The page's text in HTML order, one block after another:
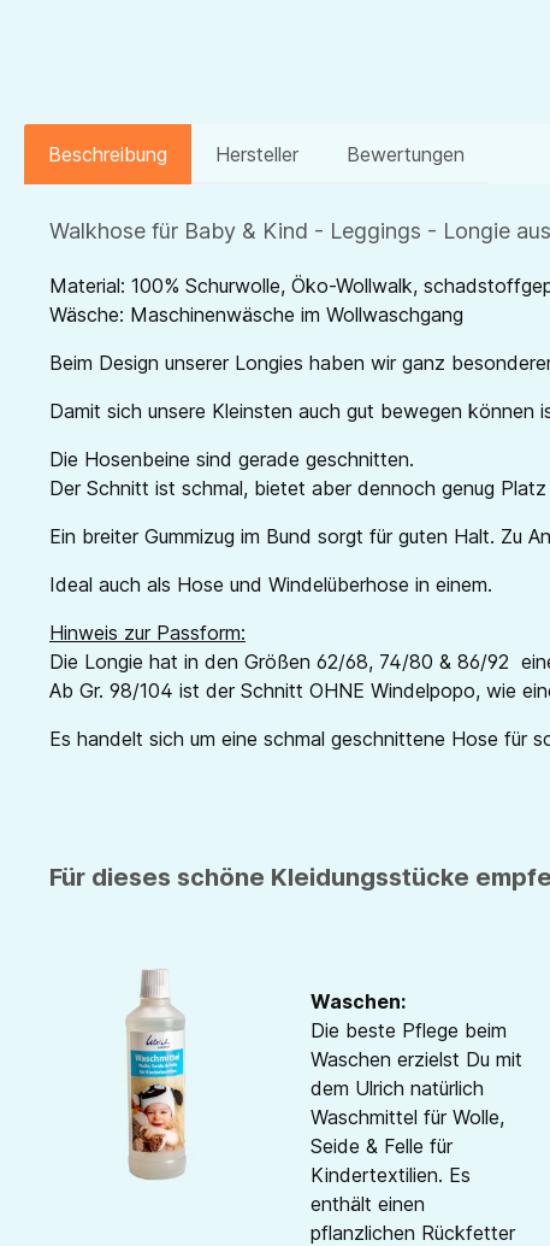
Beschreibung Hersteller Bewertungen
Walkhose für Baby & Kind - Leggings - Longie
Material: 100% Schurwolle, Öko-Wollwalk,
Wäsche: Maschinenwäsche im Wollwaschgang
Beim Design unserer Longies haben wir ganz
Damit sich unsere Kleinsten auch gut bewegen
Die Hosenbeine sind gerade geschnitten.
Der Schnitt ist schmal, bietet aber dennoch genug
Ein breiter Gummizug im Bund sorgt für guten Halt. Zu
Ideal auch als Hose und Windelüberhose in einem.
Hinweis zur Passform:
Die Longie hat in den Größen 62/68, 74/80 & 86/92
Ab Gr. 98/104 ist der Schnitt OHNE Windelpopo, wie
Es handelt sich um eine schmal geschnittene Hose für
Für dieses schöne Kleidungsstücke
Waschen:
Die beste Pflege beim
Waschen erzielst Du mit
dem Ulrich natürlich
Waschmittel für Wolle,
Seide & Felle für
Kindertextilien. Es
enthält einen
pflanzlichen Rückfetter